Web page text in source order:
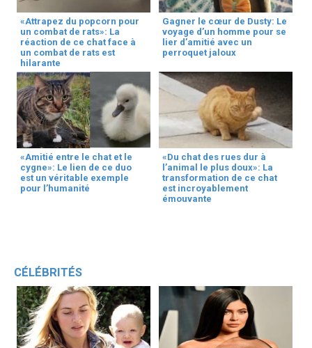
«Attrapez du popcorn pour
un combat de rats»: La
réaction de ce chat face à
un combat de rats est
hilarante
Gagner le cœur de Dusty: Le
voyage d’un homme pour se
lier d’amitié avec un
perroquet jaloux
«Amitié entre le chat et le
cygne»: Le lien de ce duo
est un véritable exemple
pour l’humanité
«Du chat des rues dur à
l’animal le plus doux»: La
transformation de ce chat
est incroyablement
émouvante
CÉLÉBRITÉS